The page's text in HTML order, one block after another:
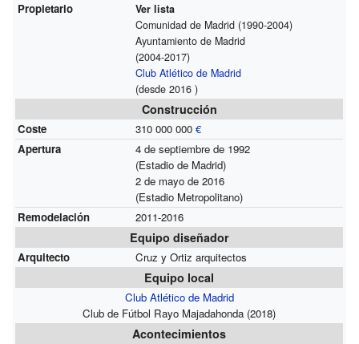
Propietario
Ver lista
Comunidad de Madrid (1990-2004)
Ayuntamiento de Madrid
(2004-2017)
Club Atlético de Madrid
(desde 2016 )
Construcción
Coste 310 000 000 €
Apertura
4 de septiembre de 1992
(Estadio de Madrid)
2 de mayo de 2016
(Estadio Metropolitano)
Remodelación
2011-2016
Equipo diseñador
Arquitecto Cruz y Ortiz arquitectos
Equipo local
Club Atlético de Madrid
Club de Fútbol Rayo Majadahonda (2018)
Acontecimientos